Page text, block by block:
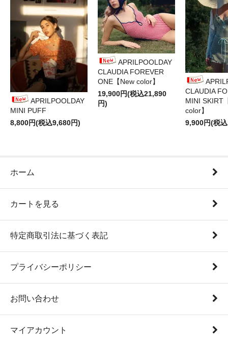
APRILPOOLDAY
MINI PUFF
8,800円(税込9,680円)
APRILPOOLDAY
CLAUDIA FOREVER
ONE【New color】
19,900円(税込21,890
円)
CLAUDIA
MINI SKIRT
color】
9,900円(税
ホーム
カートを見る
特定商取引法に基づく表記
プライバシーポリシー
お問い合わせ
マイアカウント